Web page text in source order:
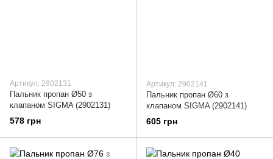
Артикул: 2902131
Пальник пропан Ø50 з
клапаном SIGMA (2902131)
578 грн
Артикул: 2902141
Пальник пропан Ø60 з
клапаном SIGMA (2902141)
605 грн